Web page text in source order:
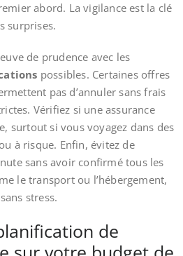
abord. La vigilance est la clé
surprises.
de prudence avec les
possibles. Certaines offres
pas d’annuler sans frais
Vérifiez si une assurance
surtout si vous voyagez dans des
à risque. Enfin, évitez de
sans avoir confirmé tous les
le transport ou l’hébergement,
stress.
de